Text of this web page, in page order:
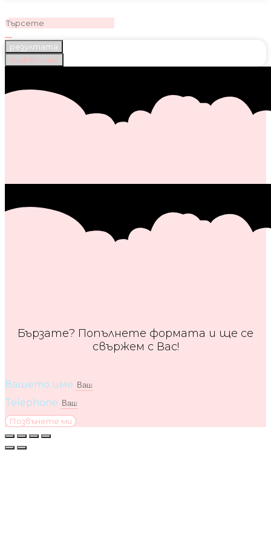
резултата
Виж всички
Бързате? Попълнете формата и ще се
свържем с Вас!
Вашето име
Telephone
Позвънете ми